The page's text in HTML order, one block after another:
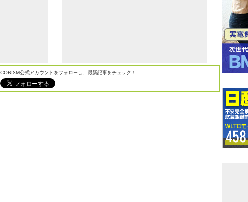
CORISM公式アカウントをフォローし、最新記事をチェック！